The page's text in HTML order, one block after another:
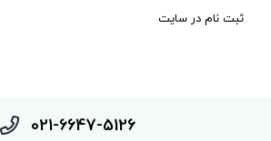
ثبت نام در سایت
021-6647-5126